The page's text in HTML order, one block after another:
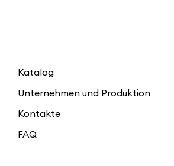
Katalog
Unternehmen und Produktion
Kontakte
FAQ